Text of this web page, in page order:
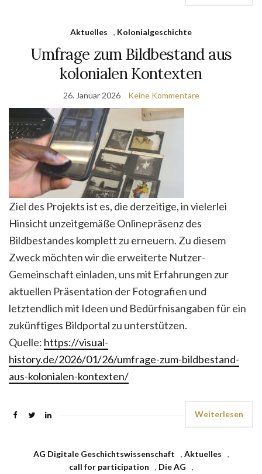
Aktuelles , Kolonialgeschichte
Umfrage zum Bildbestand aus
kolonialen Kontexten
26. Januar 2026 Keine Kommentare
Ziel des Projekts ist es, die derzeitige, in vielerlei
Hinsicht unzeitgemäße Onlinepräsenz des
Bildbestandes komplett zu erneuern. Zu diesem
Zweck möchten wir die erweiterte Nutzer-
Gemeinschaft einladen, uns mit Erfahrungen zur
aktuellen Präsentation der Fotografien und
letztendlich mit Ideen und Bedürfnisangaben für ein
zukünftiges Bildportal zu unterstützen.
Quelle: https://visual-
history.de/2026/01/26/umfrage-zum-bildbestand-
aus-kolonialen-kontexten/
Weiterlesen
AG Digitale Geschichtswissenschaft , Aktuelles
,
call for participation
, Die AG
,